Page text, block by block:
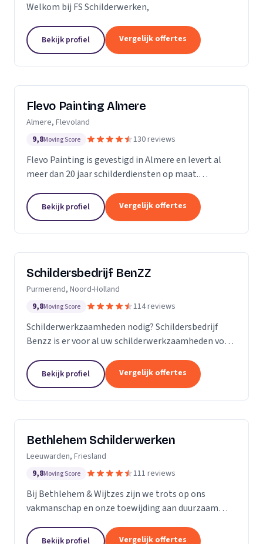
Welkom bij FS Schilderwerken,
Bekijk profiel Vergelijk offertes
Flevo Painting Almere
Almere, Flevoland
9,8Moving Score 130 reviews
Flevo Painting is gevestigd in Almere en levert al
meer dan 20 jaar schilderdiensten op maat.
provincie Flevoland, het Gooi, Amsterdam en
omstreken...
Bekijk profiel Vergelijk offertes
Schildersbedrijf BenZZ
Purmerend, Noord-Holland
9,8Moving Score 114 reviews
Schilderwerkzaamheden nodig? Schildersbedrijf
Benzz is er voor al uw schilderwerkzaamheden voor
Bekijk profiel Vergelijk offertes
Bethlehem Schilderwerken
Leeuwarden, Friesland
9,8Moving Score 111 reviews
Bij Bethlehem & Wijtzes zijn we trots op ons
vakmanschap en onze toewijding aan duurzaam
professionals, is voortdurend in ontwikkeling en
Bekijk profiel Vergelijk offertes